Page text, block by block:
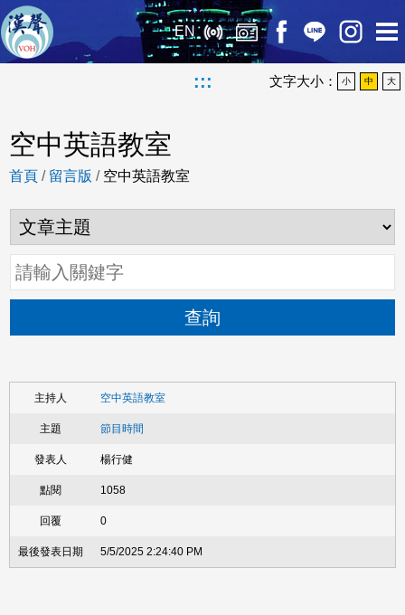
EN
::: 文字大小： 小 中 大
空中英語教室
首頁 / 留言版 / 空中英語教室
查詢
空中英語教室
節目時間
楊行健
1058
0
5/5/2025 2:24:40 PM